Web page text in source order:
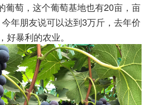
葡萄，这个葡萄基地也有20亩，亩
年朋友说可以达到3万斤，去年价
好暴利的农业。